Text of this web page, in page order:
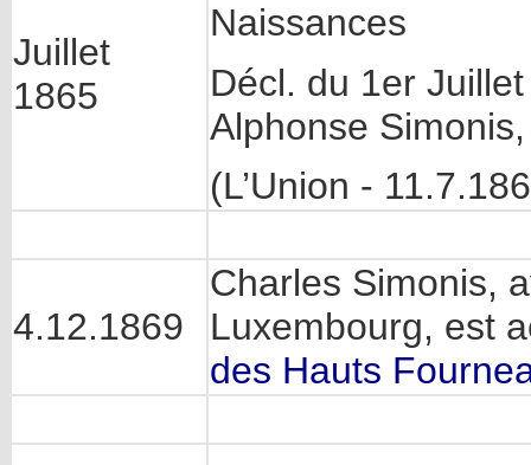
Juillet
1865
Naissances
Décl. du 1er
Alphonse
(L’Union -
4.12.1869
Charles Simonis,
Luxembourg, est
des Hauts